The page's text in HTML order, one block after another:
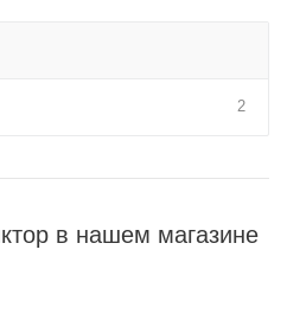
2
в нашем магазине